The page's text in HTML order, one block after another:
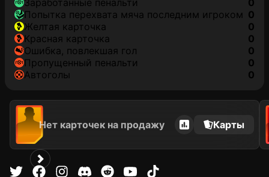
заработанные пенальти
0
попытка перехвата мяча последним игроком 0
желтая карточка
0
красная карточка
0
ошибка, повлекшая гол
0
пропущенный пенальти
0
автоголы
0
Нет карточек на продажу Карты